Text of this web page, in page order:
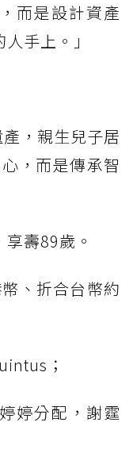
而是設計資產
手上。」
，親生兒子居
，而是傳承智
壽89歲。
、折合台幣約
；
婷分配，謝霆